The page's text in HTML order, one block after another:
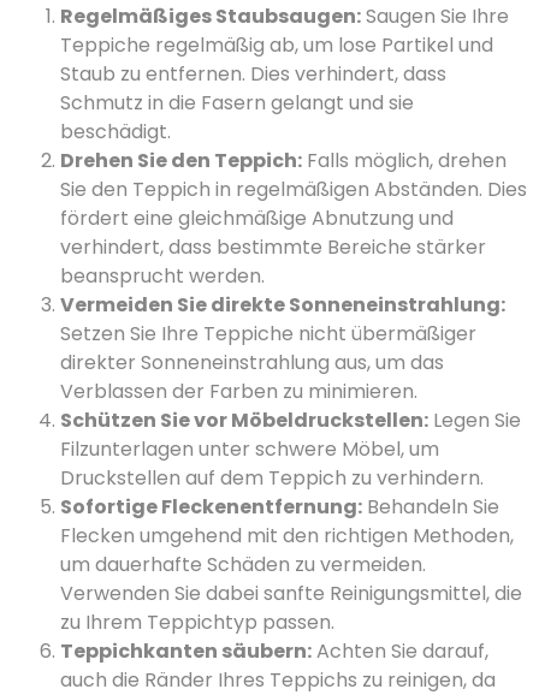
Regelmäßiges Staubsaugen:Saugen Sie Ihre
Teppiche regelmäßig ab, um lose Partikel und
Staub zu entfernen. Dies verhindert, dass
Schmutz in die Fasern gelangt und sie
beschädigt.
Drehen Sie den Teppich: Falls möglich, drehen
Sie den Teppich in regelmäßigen Abständen. Dies
fördert eine gleichmäßige Abnutzung und
verhindert, dass bestimmte Bereiche stärker
beansprucht werden.
Vermeiden Sie direkte Sonneneinstrahlung:
Setzen Sie Ihre Teppiche nicht übermäßiger
direkter Sonneneinstrahlung aus, um das
Verblassen der Farben zu minimieren.
Schützen Sie vor Möbeldruckstellen: Legen Sie
Filzunterlagen unter schwere Möbel, um
Druckstellen auf dem Teppich zu verhindern.
Sofortige Fleckenentfernung: Behandeln Sie
Flecken umgehend mit den richtigen Methoden,
um dauerhafte Schäden zu vermeiden.
Verwenden Sie dabei sanfte Reinigungsmittel, die
zu Ihrem Teppichtyp passen.
Teppichkanten säubern:Achten Sie darauf,
auch die Ränder Ihres Teppichs zu reinigen, da